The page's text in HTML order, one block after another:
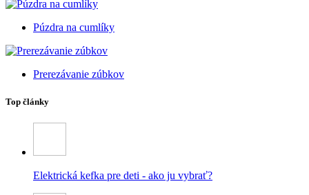
Púzdra na cumlíky
Prerezávanie zúbkov
Top články
Elektrická kefka pre deti - ako ju vybrať?